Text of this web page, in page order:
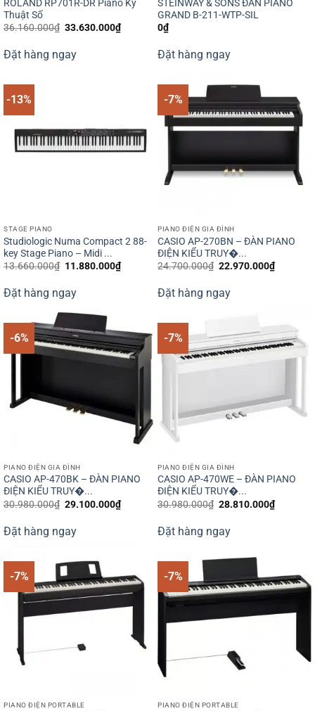
ROLAND RP701R-DR Piano Kỹ
Thuật Số
36.160.000₫ Giá
36.160.000₫.
33.630.000₫Giá
hiện
33.630.000₫.
Đặt hàng ngay
STEINWAY & SONS ĐÀN PIANO
GRAND B-211-WTP-SIL
0₫
Đặt hàng ngay
-13%
STAGE PIANO
Studiologic Numa Compact 2 88-
key Stage Piano – Midi ...
13.660.000₫ Giá
13.660.000₫.
11.880.000₫Giá
hiện
11.880.000₫.
Đặt hàng ngay
-7%
PIANO ĐIỆN GIA ĐÌNH
CASIO AP-270BN – ĐÀN PIANO
ĐIỆN KIỂU TRUY�...
24.700.000₫ Giá
24.700.000₫.
22.970.000₫Giá
hiện
Đặt hàng ngay
-6%
PIANO ĐIỆN GIA ĐÌNH
CASIO AP-470BK – ĐÀN PIANO
ĐIỆN KIỂU TRUY�...
30.980.000₫ Giá
30.980.000₫.
29.100.000₫Giá
hiện
29.100.000₫.
Đặt hàng ngay
-7%
PIANO ĐIỆN GIA ĐÌNH
CASIO AP-470WE – ĐÀN PIANO
ĐIỆN KIỂU TRUY�...
30.980.000₫ Giá
30.980.000₫.
28.810.000₫Giá
hiện
Đặt hàng ngay
-7%
PIANO ĐIỆN PORTABLE
-7%
PIANO ĐIỆN PORTABLE